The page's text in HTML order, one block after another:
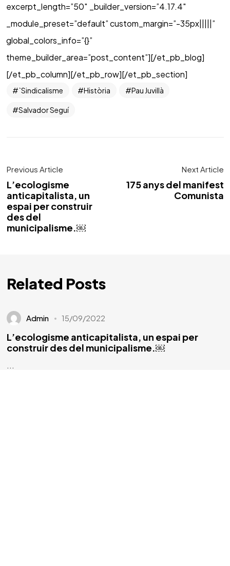
excerpt_length=”50″ _builder_version=”4.17.4″
_module_preset=”default” custom_margin=”-35px|||||”
global_colors_info=”{}”
theme_builder_area=”post_content”][/et_pb_blog]
[/et_pb_column][/et_pb_row][/et_pb_section]
`Sindicalisme Història Pau Juvillà
Salvador Seguí
Previous Article
L’ecologisme
anticapitalista, un
espai per construir
des del
municipalisme.￼
Next Article
175 anys del manifest
Comunista
Related Posts
Admin 15/09/2022
L’ecologisme anticapitalista, un espai per
construir des del municipalisme.￼
...